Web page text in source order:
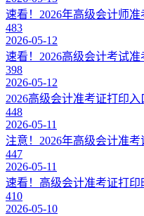
速看！2026年高级会计师
483
2026-05-12
速看！2026高级会计考试
398
2026-05-12
2026高级会计准考证打印
448
2026-05-11
注意！2026年高级会计准
447
2026-05-11
速看！高级会计准考证打
410
2026-05-10